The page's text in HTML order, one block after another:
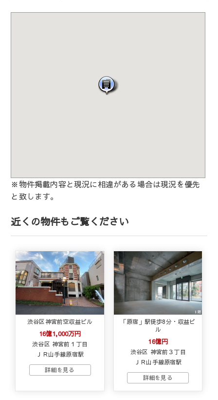
※物件掲載内容と現況に相違がある場合は現況を優先
と致します。
近くの物件もご覧ください
渋谷区神宮前空収益ビル
16億1,000万円
渋谷区 神宮前１丁目
ＪＲ山手線原宿駅
「原宿」駅徒歩8分・収益ビ
ル
16億円
渋谷区 神宮前３丁目
ＪＲ山手線原宿駅